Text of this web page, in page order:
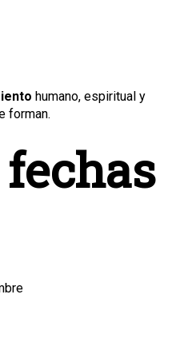
humano, espiritual y
forman.